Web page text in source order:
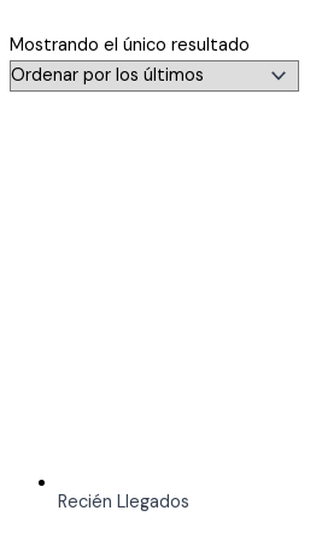
Mostrando el único resultado
Recién Llegados